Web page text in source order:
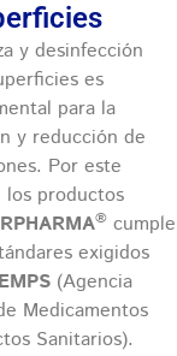
y desinfección
es
para la
y reducción de
Por este
los productos
®
exigidos
(Agencia
Medicamentos
Sanitarios).